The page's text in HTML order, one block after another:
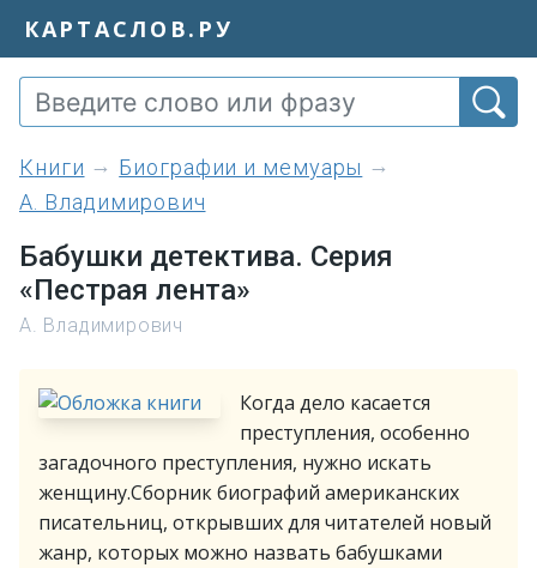
КАРТАСЛОВ.РУ
книги
Биографии и мемуары
А. Владимирович
Бабушки детектива. Серия
«Пестрая лента»
А. Владимирович
Когда дело касается
преступления, особенно
загадочного преступления, нужно искать
женщину.Сборник биографий американских
писательниц, открывших для читателей новый
жанр, которых можно назвать бабушками